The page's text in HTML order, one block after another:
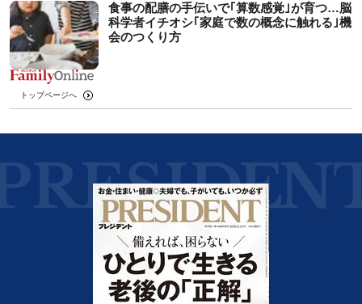
食事の配膳の手伝いで｢算数感覚｣が育つ…脳
科学者イチオシ｢家庭で数の概念に触れる｣機
会のつくり方
トップページへ